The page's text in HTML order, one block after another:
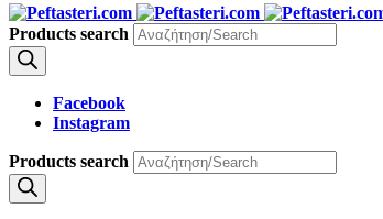
Products search
Facebook
Instagram
Products search